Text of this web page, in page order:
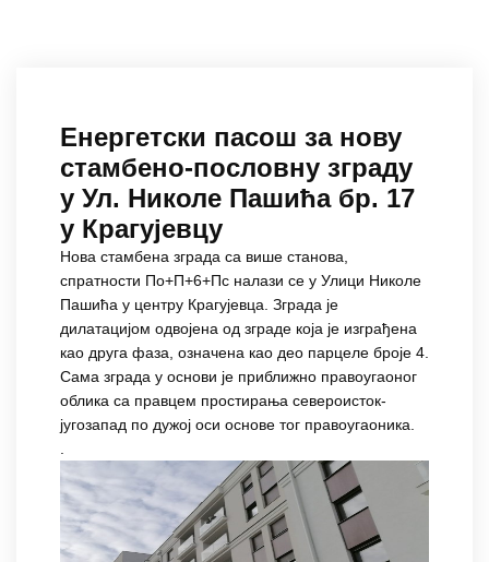
Енергетски пасош за нову
стамбенo-пословну зграду
у Ул. Николе Пашића бр. 17
у Крагујевцу
Нова стамбена зграда са више станова,
спратности По+П+6+Пс налази се у Улици Николе
Пашића у центру Крагујевца. Зграда je
дилатацијом одвојена од зграде која је изграђена
као друга фаза, означена као део парцеле броје 4.
Сама зграда у основи је приближно правоугаоног
облика са правцем простирања североисток-
југозапад по дужој оси основе тог правоугаоника.
.